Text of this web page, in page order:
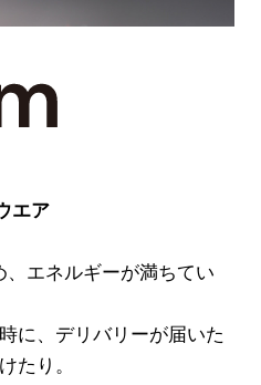
エア
エネルギーが満ちてい
に、デリバリーが届いた
たり。